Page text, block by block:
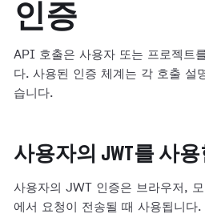
인증
API 호출은 사용자 또는 프로젝트
다. 사용된 인증 체계는 각 호출 설
습니다.
사용자의 JWT를 사
사용자의 JWT 인증은 브라우저,
에서 요청이 전송될 때 사용됩니다.